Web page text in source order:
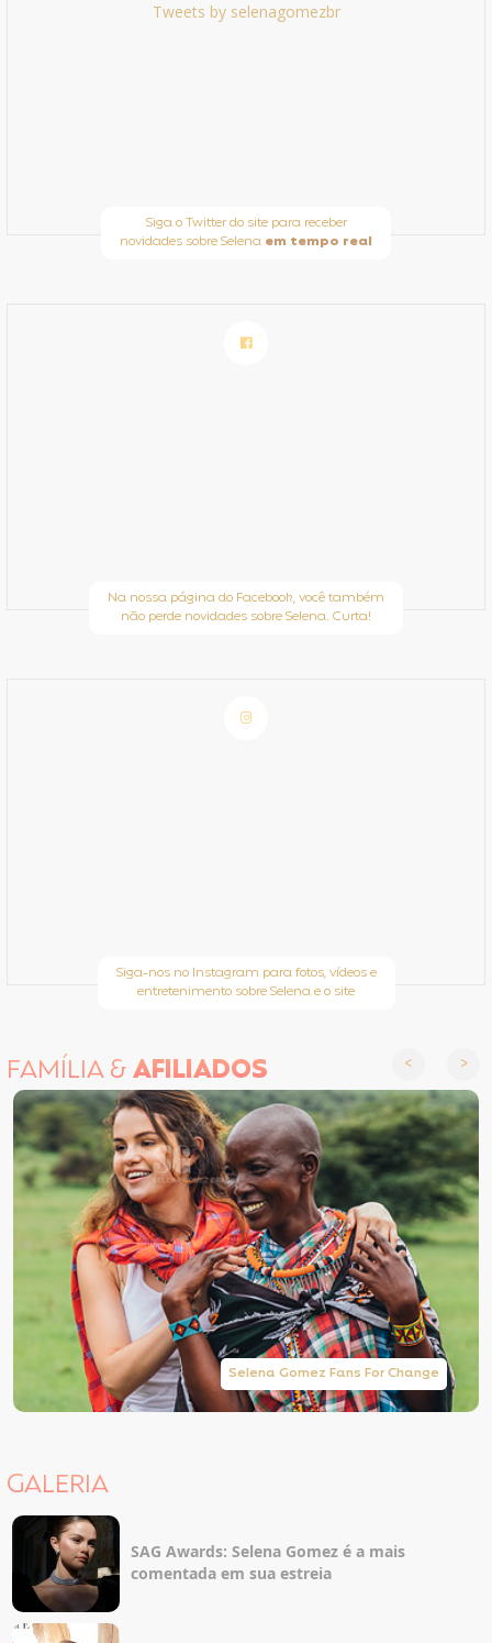
Tweets by selenagomezbr
Siga o Twitter do site para receber
novidades sobre Selena em tempo real
Na nossa página do Facebook, você também
não perde novidades sobre Selena. Curta!
Siga-nos no Instagram para fotos, vídeos e
entretenimento sobre Selena e o site
FAMÍLIA &AFILIADOS
Selena Gomez Fans For Change
GALERIA
SAG Awards: Selena Gomez é a mais
comentada em sua estreia